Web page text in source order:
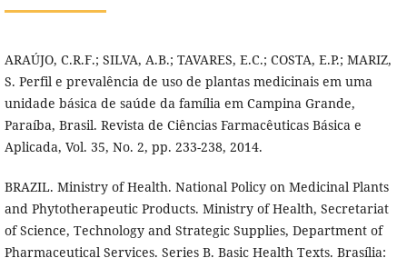
ARAÚJO, C.R.F.; SILVA, A.B.; TAVARES, E.C.; COSTA, E.P.; MARIZ,
S. Perfil e prevalência de uso de plantas medicinais em uma
unidade básica de saúde da família em Campina Grande,
Paraíba, Brasil. Revista de Ciências Farmacêuticas Básica e
Aplicada, Vol. 35, No. 2, pp. 233-238, 2014.
BRAZIL. Ministry of Health. National Policy on Medicinal Plants
and Phytotherapeutic Products. Ministry of Health, Secretariat
of Science, Technology and Strategic Supplies, Department of
Pharmaceutical Services. Series B. Basic Health Texts. Brasília: